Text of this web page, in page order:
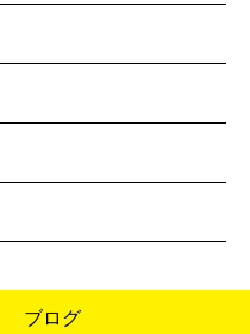
ブログ